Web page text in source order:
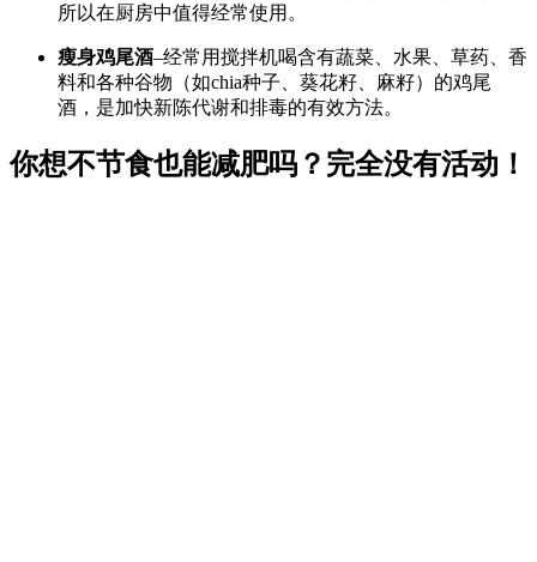
所以在厨房中值得经常使用。
瘦身鸡尾酒–经常用搅拌机喝含有蔬菜、水果、草药、香
料和各种谷物（如chia种子、葵花籽、麻籽）的鸡尾
酒，是加快新陈代谢和排毒的有效方法。
你想不节食也能减肥吗？完全没有活动！